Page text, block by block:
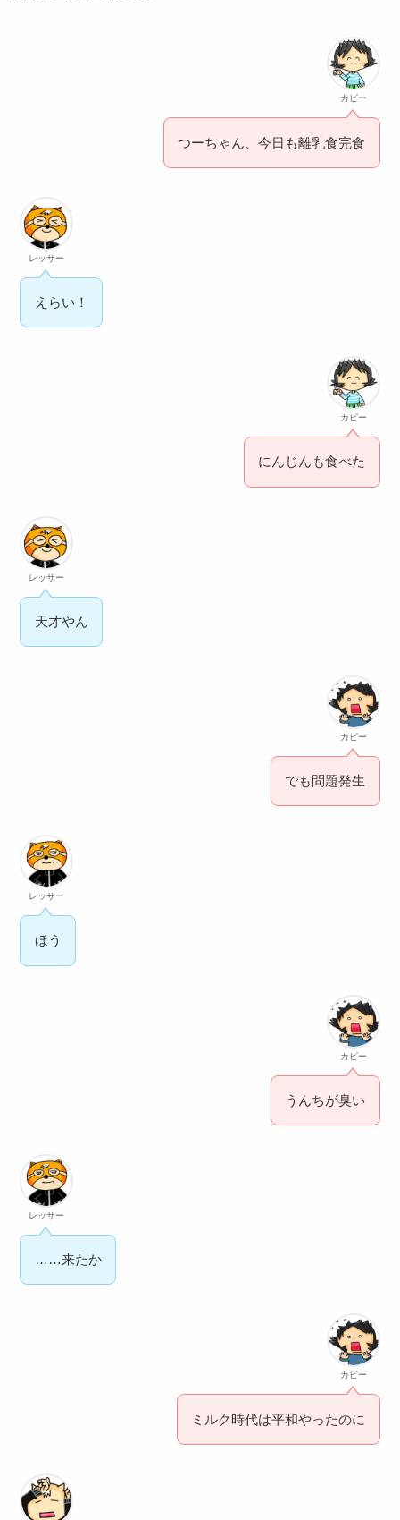
カピー
つーちゃん、今日も離乳食完食
レッサー
えらい！
カピー
にんじんも食べた
レッサー
天才やん
カピー
でも問題発生
レッサー
ほう
カピー
うんちが臭い
レッサー
……来たか
カピー
ミルク時代は平和やったのに